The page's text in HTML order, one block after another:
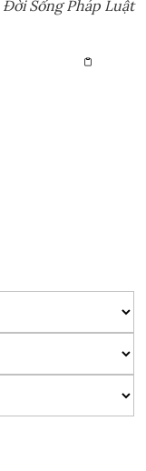
Đời Sống Pháp Luật